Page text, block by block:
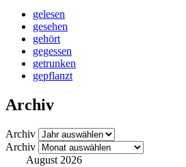
gelesen
gesehen
gehört
gegessen
getrunken
gepflanzt
Archiv
Archiv
Archiv
August 2026